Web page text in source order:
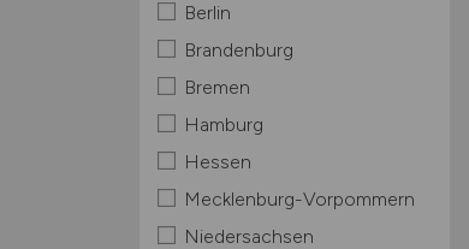
Berlin
Brandenburg
Bremen
Hamburg
Hessen
Mecklenburg-Vorpommern
Niedersachsen